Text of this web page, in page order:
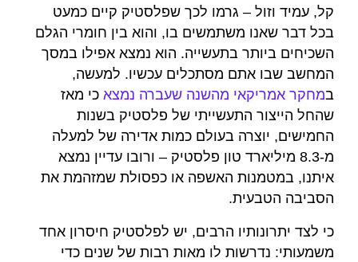
קל, עמיד וזול – גרמו לכך שפלסטיק קיים כמעט
בכל דבר שאנו משתמשים בו, והוא בין חומרי הגלם
השכיחים ביותר בתעשייה. הוא נמצא אפילו במסך
המחשב שבו אתם מסתכלים עכשיו. למעשה,
במחקר אמריקאי מהשנה שעברה נמצא כי מאז
שהחל הייצור התעשייתי של פלסטיק בשנות
החמישים, יוצרה בעולם כמות אדירה של למעלה
מ-8.3 מיליארד טון פלסטיק – ורובו עדיין נמצא
איתנו, במטמנות האשפה או כפסולת שמזהמת את
הסביבה הטבעית.
כי לצד יתרונותיו הרבים, יש לפלסטיק חיסרון אחד
משמעותי: נדרשות לו מאות רבות של שנים כדי